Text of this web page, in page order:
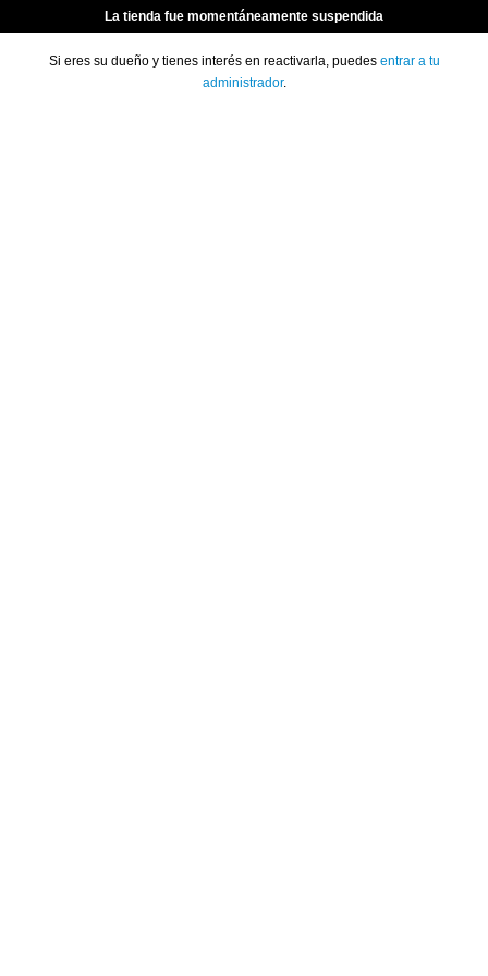
La tienda fue momentáneamente suspendida
Si eres su dueño y tienes interés en reactivarla, puedes entrar a tu
administrador.